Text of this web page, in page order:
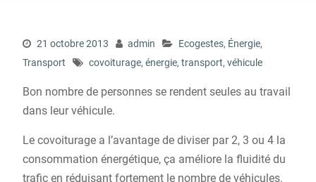
21 octobre 2013 admin Ecogestes, Énergie,
Transport
covoiturage, énergie, transport, véhicule
Bon nombre de personnes se rendent seules au travail
dans leur véhicule.
Le covoiturage a l’avantage de diviser par 2, 3 ou 4 la
consommation énergétique, ça améliore la fluidité du
trafic en réduisant fortement le nombre de véhicules.